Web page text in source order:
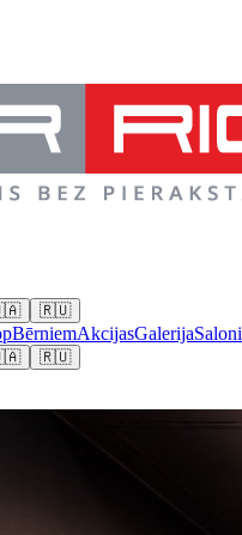
🇷🇺
BērniemAkcijasGalerijaSaloni
🇷🇺